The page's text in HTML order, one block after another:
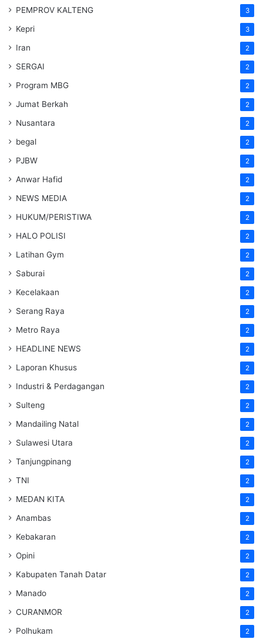
PEMPROV KALTENG 3
Kepri 3
Iran 2
SERGAI 2
Program MBG 2
Jumat Berkah 2
Nusantara 2
begal 2
PJBW 2
Anwar Hafid 2
NEWS MEDIA 2
HUKUM/PERISTIWA 2
HALO POLISI 2
Latihan Gym 2
Saburai 2
Kecelakaan 2
Serang Raya 2
Metro Raya 2
HEADLINE NEWS 2
Laporan Khusus 2
Industri & Perdagangan 2
Sulteng 2
Mandailing Natal 2
Sulawesi Utara 2
Tanjungpinang 2
TNI 2
MEDAN KITA 2
Anambas 2
Kebakaran 2
Opini 2
Kabupaten Tanah Datar 2
Manado 2
CURANMOR 2
Polhukam 2